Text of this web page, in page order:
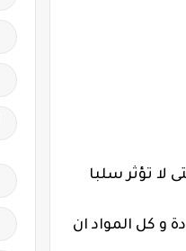
لا تؤثر سلبا
و كل المواد ان